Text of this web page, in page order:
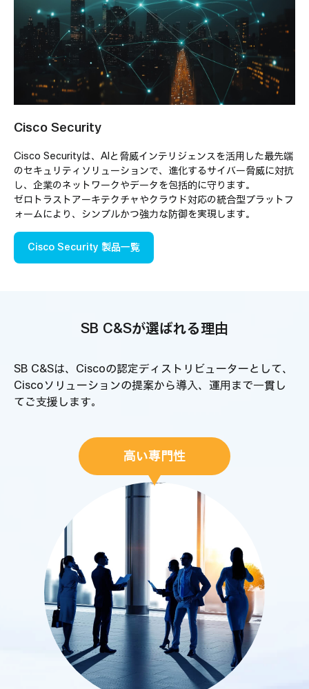
Cisco Security
Cisco Securityは、AIと脅威インテリジェンスを活用した最先端
のセキュリティソリューションで、進化するサイバー脅威に対抗
し、企業のネットワークやデータを包括的に守ります。
ゼロトラストアーキテクチャやクラウド対応の統合型プラットフ
ォームにより、シンプルかつ強力な防御を実現します。
Cisco Security 製品一覧
SB C&Sが選ばれる理由
SB C&Sは、Ciscoの認定ディストリビューターとして、
Ciscoソリューションの提案から導入、運用まで一貫し
てご支援します。
高い専門性